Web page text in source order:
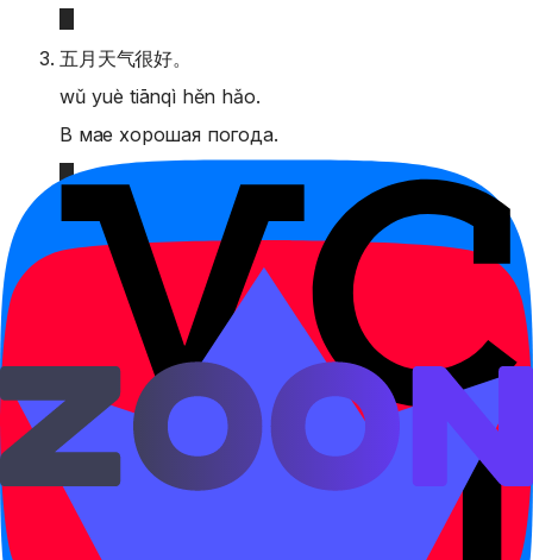
五月天气很好。
wǔ yuè tiānqì hěn hǎo.
В мае хорошая погода.
我五点回家。
wǒ wǔ diǎn huí jiā.
Я вернусь домой в пять.
Связанные правила
Числительные до 10 000
Количественные числительные используются
для счёта предметов, людей, действий и
повторений.